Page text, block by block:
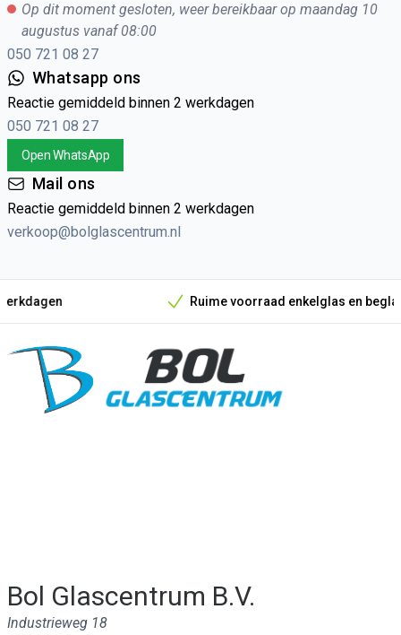
Op dit moment gesloten, weer bereikbaar op maandag 10
augustus vanaf 08:00
050 721 08 27
Whatsapp ons
Reactie gemiddeld binnen 2 werkdagen
050 721 08 27
Open WhatsApp
Mail ons
Reactie gemiddeld binnen 2 werkdagen
verkoop@bolglascentrum.nl
Onze unieke verkoopargumenten
Ruime voorraad enkelglas en
Bol Glascentrum B.V.
Industrieweg 18